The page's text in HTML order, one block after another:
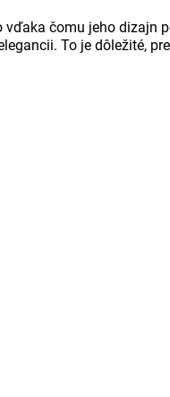
čomu jeho dizajn
To je dôležité,